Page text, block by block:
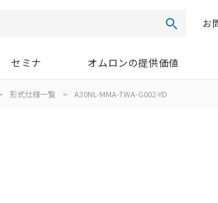
検索お
セミナ オムロンの提供価値
形式仕様一覧 > A30NL-MMA-TWA-G002-YD